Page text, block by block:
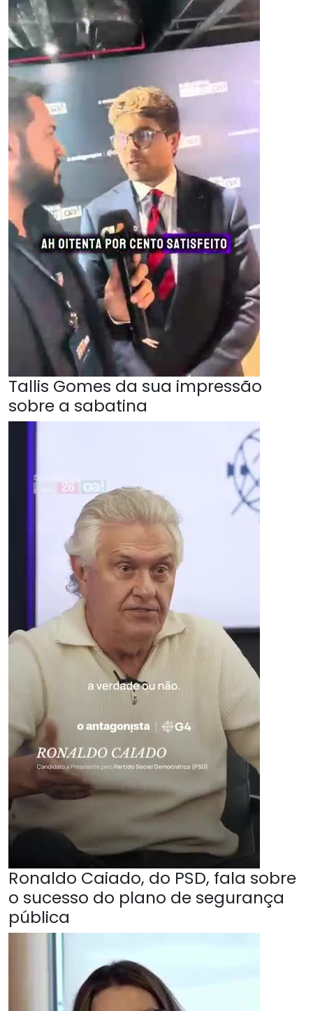
Tallis Gomes da sua impressão
sobre a sabatina
Ronaldo Caiado, do PSD, fala sobre
o sucesso do plano de segurança
pública